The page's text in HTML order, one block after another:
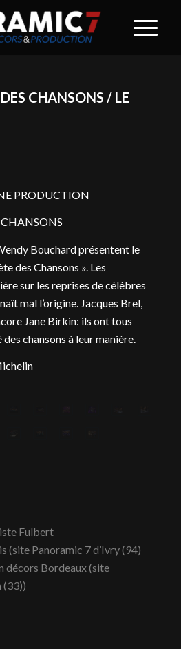
CHANSONS / LE
PRODUCTION
CHANSONS
Bouchard présentent le
des Chansons ». Les
sur les reprises de célèbres
mal l’origine. Jacques Brel,
Jane Birkin: ils ont tous
chansons à leur manière.
Fulbert
(site Panoramic 7 d’Ivry (94)
décors Bordeaux (site
(33))